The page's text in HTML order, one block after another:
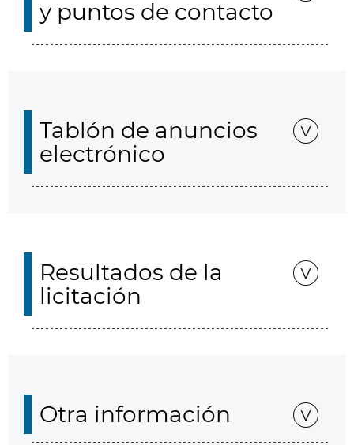
y puntos de contacto
Tablón de anuncios
electrónico
Resultados de la
licitación
Otra información